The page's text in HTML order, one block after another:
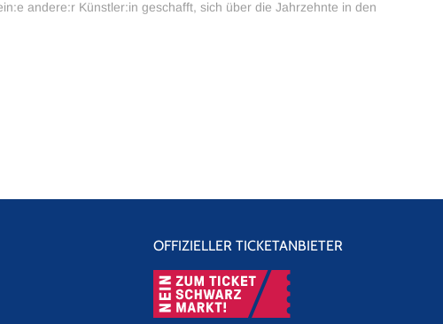
andere:r Künstler:in geschafft, sich über die Jahrzehnte in den
OFFIZIELLER TICKETANBIETER